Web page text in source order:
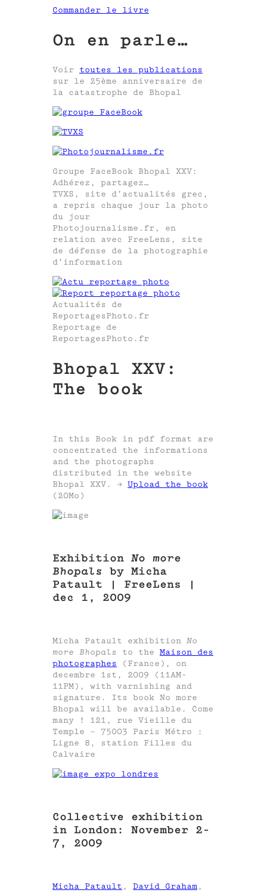
Commander le livre
On en parle…
Voir toutes les publications
sur le 25ème anniversaire de
la catastrophe de Bhopal
Groupe FaceBook Bhopal XXV:
Adhérez, partagez…
TVXS, site d’actualités grec,
a repris chaque jour la photo
du jour
Photojournalisme.fr, en
relation avec FreeLens, site
de défense de la photographie
d’information
Actualités de
ReportagesPhoto.fr
Reportage de
ReportagesPhoto.fr
Bhopal XXV:
The book
In this Book in pdf format are
concentrated the informations
and the photographs
distributed in the website
Bhopal XXV. -> Upload the book
(20Mo)
Exhibition No more
Bhopals by Micha
Patault | FreeLens |
dec 1, 2009
Micha Patault exhibition No
more Bhopals
to the Maison des
photographes (France), on
decembre 1st, 2009 (11AM-
11PM), with varnishing and
signature. Its book No more
Bhopal will be available. Come
many ! 121, rue Vieille du
Temple – 75003 Paris Métro :
Ligne 8, station Filles du
Calvaire
Collective exhibition
in London: November 2-
7, 2009
Micha Patault , David Graham,